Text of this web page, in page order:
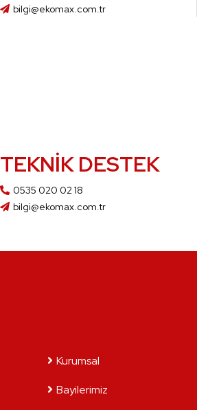
bilgi@ekomax.com.tr
TEKNIK DESTEK
0535 020 02 18
bilgi@ekomax.com.tr
Kurumsal
Bayilerimiz